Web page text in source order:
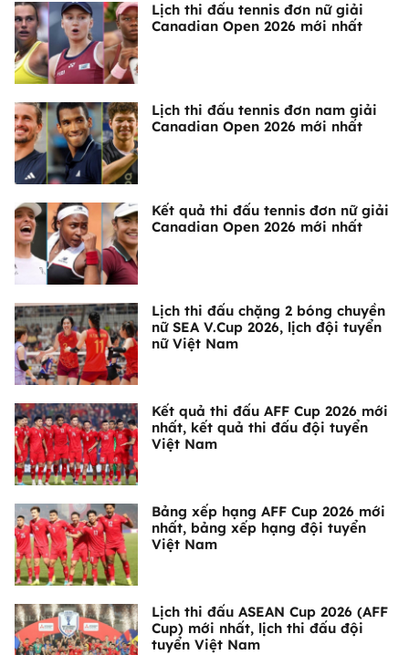
Lịch thi đấu tennis đơn nữ giải
Canadian Open 2026 mới nhất
Lịch thi đấu tennis đơn nam giải
Canadian Open 2026 mới nhất
Kết quả thi đấu tennis đơn nữ giải
Canadian Open 2026 mới nhất
Lịch thi đấu chặng 2 bóng chuyền
nữ SEA V.Cup 2026, lịch đội tuyển
nữ Việt Nam
Kết quả thi đấu AFF Cup 2026 mới
nhất, kết quả thi đấu đội tuyển
Việt Nam
Bảng xếp hạng AFF Cup 2026 mới
nhất, bảng xếp hạng đội tuyển
Việt Nam
Lịch thi đấu ASEAN Cup 2026 (AFF
Cup) mới nhất, lịch thi đấu đội
tuyển Việt Nam